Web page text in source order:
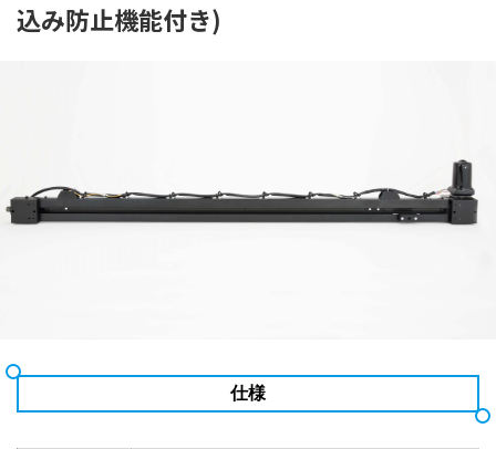
込み防止機能付き)
仕様